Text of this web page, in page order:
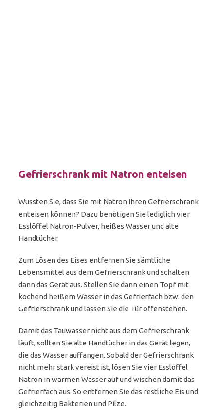
Gefrierschrank mit Natron enteisen
Wussten Sie, dass Sie mit Natron Ihren Gefrierschrank
enteisen können? Dazu benötigen Sie lediglich vier
Esslöffel Natron-Pulver, heißes Wasser und alte
Handtücher.
Zum Lösen des Eises entfernen Sie sämtliche
Lebensmittel aus dem Gefrierschrank und schalten
dann das Gerät aus. Stellen Sie dann einen Topf mit
kochend heißem Wasser in das Gefrierfach bzw. den
Gefrierschrank und lassen Sie die Tür offenstehen.
Damit das Tauwasser nicht aus dem Gefrierschrank
läuft, sollten Sie alte Handtücher in das Gerät legen,
die das Wasser auffangen. Sobald der Gefrierschrank
nicht mehr stark vereist ist, lösen Sie vier Esslöffel
Natron in warmen Wasser auf und wischen damit das
Gefrierfach aus. So entfernen Sie das restliche Eis und
gleichzeitig Bakterien und Pilze.